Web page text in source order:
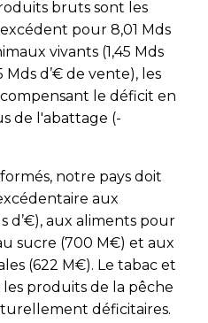
bruts sont les
pour 8,01 Mds
vivants (1,45 Mds
Mds d’€ de vente), les
le déficit en
de l'abattage (-
notre pays doit
aux
d’€), aux aliments pour
sucre (700 M€) et aux
(622 M€). Le tabac et
les produits de la pêche
déficitaires.